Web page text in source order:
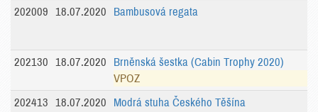
202009 18.07.2020 Bambusová regata
202130 18.07.2020
Brněnská šestka (Cabin Trophy 2020)
VPOZ
202413
18.07.2020 Modrá stuha Českého Těšína